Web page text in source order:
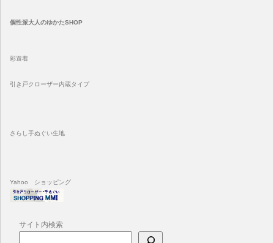
個性派大人のゆかたSHOP
彩遊着
引き戸クローザー内蔵タイプ
さらし手ぬぐい生地
Yahoo ショッピング
サイト内検索